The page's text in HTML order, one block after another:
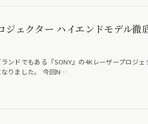
ジェクター ハイエンドモデル
ンドでもある『SONY』の4Kレーザープロジ
りました。 今回N…